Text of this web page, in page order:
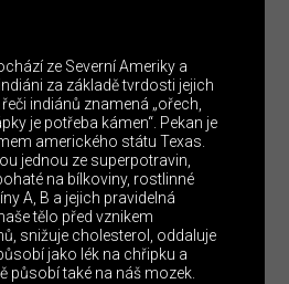
ze Severní Ameriky a
za základě tvrdosti jejich
indiánů znamená „ořech,
je potřeba kámen“. Pekan je
amerického státu Texas.
jednou ze superpotravin,
na bílkoviny, rostlinné
A, B a jejich pravidelná
tělo před vznikem
snižuje cholesterol, oddaluje
jako lék na chřipku a
působí také na náš mozek.